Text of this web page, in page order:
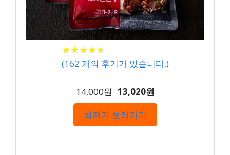
★★★★★
★★★★★
(162 개의 후기가 있습니다.)
14,000원 13,020원
최저가 보러가기